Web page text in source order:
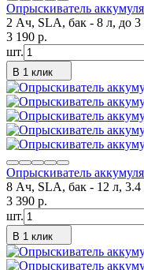
Опрыскиватель
2 Ач, SLA, бак - 8 л, до
3 190 p.
шт.
В 1 клик
Опрыскиватель
8 Ач, SLA, бак - 12 л,
3 390 p.
шт.
В 1 клик